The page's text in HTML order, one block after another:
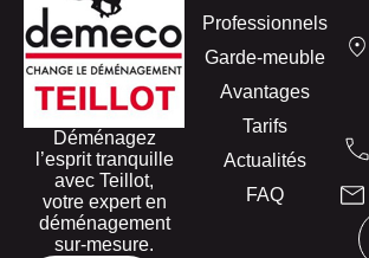
Déménagez
l’esprit tranquille
avec Teillot,
votre expert en
déménagement
sur-mesure.
Professionnels
Garde-meuble
Avantages
Tarifs
Actualités
FAQ